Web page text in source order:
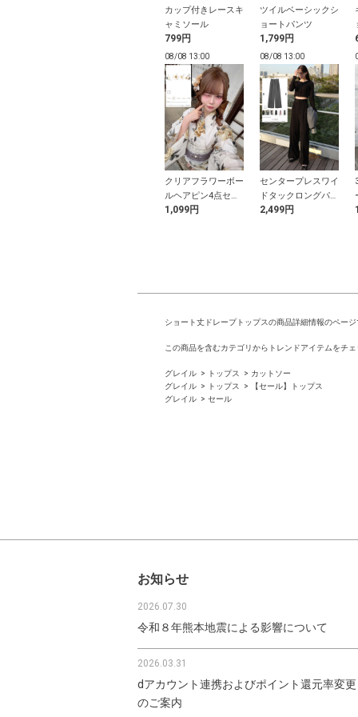
カップ付きレースキ
ャミソール
799円
ツイルベーシックシ
ョートパンツ
1,799円
08/08 13:00
クリアフラワーボー
ルヘアピン4点セッ
ト
1,099円
08/08 13:00
センタープレスワイ
ドタックロングパン
ツ
2,499円
ショート丈ドレープトップスの商品詳細情報のページ
この商品を含むカテゴリからトレンドアイテムをチェ
グレイル トップス
カットソー
グレイル
トップス
【セール】トップス
グレイル
セール
お知らせ
2026.07.30
令和８年熊本地震による影響について
2026.03.31
dアカウント連携およびポイント還元率変更
のご案内